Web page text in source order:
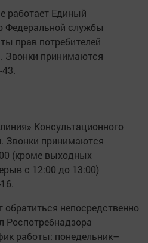
работает Единый
Федеральной службы
прав потребителей
Звонки принимаются
Консультационного
Звонки принимаются
(кроме выходных
с 12:00 до 13:00)
обратиться непосредственно
Роспотребнадзора
работы: понедельник–